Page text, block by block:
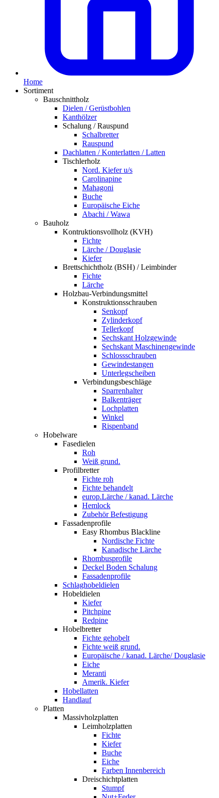
Home
Sortiment
Bauschnittholz
Dielen / Gerüstbohlen
Kanthölzer
Schalung / Rauspund
Schalbretter
Rauspund
Dachlatten / Konterlatten / Latten
Tischlerholz
Nord. Kiefer u/s
Carolinapine
Mahagoni
Buche
Europäische Eiche
Abachi / Wawa
Bauholz
Kontruktionsvollholz (KVH)
Fichte
Lärche / Douglasie
Kiefer
Brettschichtholz (BSH) / Leimbinder
Fichte
Lärche
Holzbau-Verbindungsmittel
Konstruktionsschrauben
Senkopf
Zylinderkopf
Tellerkopf
Sechskant Holzgewinde
Sechskant Maschinengewinde
Schlossschrauben
Gewindestangen
Unterlegscheiben
Verbindungsbeschläge
Sparrenhalter
Balkenträger
Lochplatten
Winkel
Rispenband
Hobelware
Fasedielen
Roh
Weiß grund.
Profilbretter
Fichte roh
Fichte behandelt
europ.Lärche / kanad. Lärche
Hemlock
Zubehör Befestigung
Fassadenprofile
Easy Rhombus Blackline
Nordische Fichte
Kanadische Lärche
Rhombusprofile
Deckel Boden Schalung
Fassadenprofile
Schlaghobeldielen
Hobeldielen
Kiefer
Pitchpine
Redpine
Hobelbretter
Fichte gehobelt
Fichte weiß grund.
Europäische / kanad. Lärche/ Douglasie
Eiche
Meranti
Amerik. Kiefer
Hobellatten
Handlauf
Platten
Massivholzplatten
Leimholzplatten
Fichte
Kiefer
Buche
Eiche
Farben Innenbereich
Dreischichtplatten
Stumpf